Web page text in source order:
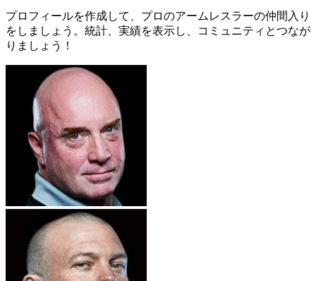
プロフィールを作成して、プロのアームレスラーの仲間入り
をしましょう。統計、実績を表示し、コミュニティとつなが
りましょう！